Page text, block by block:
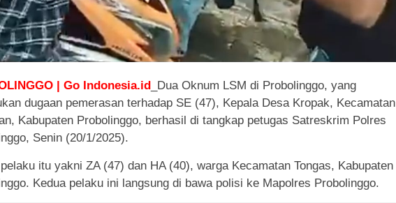
| Go Indonesia.id
_Dua Oknum LSM di Probolinggo, yang
dugaan pemerasan terhadap SE (47), Kepala Desa Kropak, Kecamatan
Kabupaten Probolinggo, berhasil di tangkap petugas Satreskrim Polres
Senin (20/1/2025).
pelaku itu yakni ZA (47) dan HA (40), warga Kecamatan Tongas, Kabupaten
Kedua pelaku ini langsung di bawa polisi ke Mapolres Probolinggo.